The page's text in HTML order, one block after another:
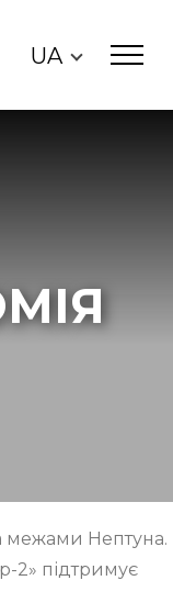
UA
межами Нептуна.
2» підтримує